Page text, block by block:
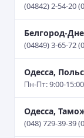
(04842) 2-54-20
Белгород-
(04849) 3-65-72
Одесса,
Пн-Пт: 9:00-15:00
Одесса,
(048) 729-39-39